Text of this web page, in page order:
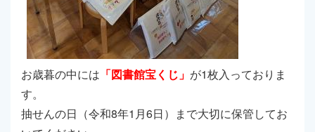
お歳暮の中には 「図書館宝くじ」 が1枚入っておりま
す。
抽せんの日（令和8年1月6日）まで大切に保管してお